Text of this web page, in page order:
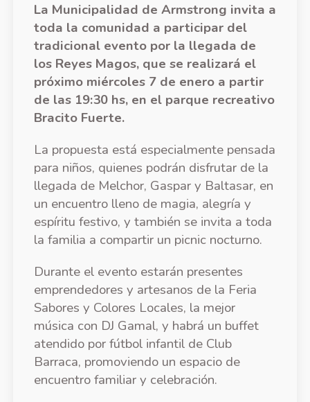
La Municipalidad de Armstrong invita a
toda la comunidad a participar del
tradicional evento por la llegada de
los Reyes Magos, que se realizará el
próximo miércoles 7 de enero a partir
de las 19:30 hs, en el parque recreativo
Bracito Fuerte.
La propuesta está especialmente pensada
para niños, quienes podrán disfrutar de la
llegada de Melchor, Gaspar y Baltasar, en
un encuentro lleno de magia, alegría y
espíritu festivo, y también se invita a toda
la familia a compartir un picnic nocturno.
Durante el evento estarán presentes
emprendedores y artesanos de la Feria
Sabores y Colores Locales, la mejor
música con DJ Gamal, y habrá un buffet
atendido por fútbol infantil de Club
Barraca, promoviendo un espacio de
encuentro familiar y celebración.